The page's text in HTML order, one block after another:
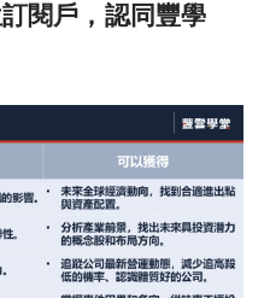
閱戶，認同豐學